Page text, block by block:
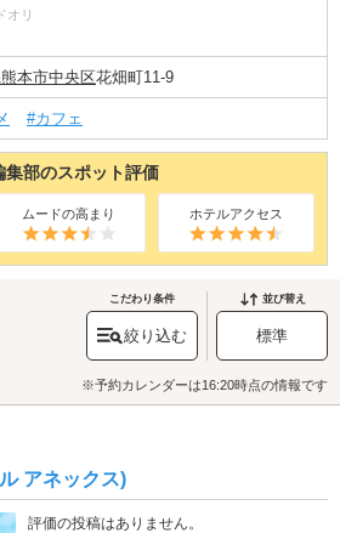
オリ
熊本市中央区花畑町11-9
#カフェ
集部のスポット評価
ムードの高まり ホテルアクセス
こだわり条件
絞り込む
並び替え
標準
※予約カレンダーは16:20時点の情報です
アネックス)
評価の投稿はありません。